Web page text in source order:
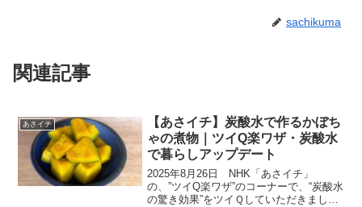
sachikuma
関連記事
あさイチ
【あさイチ】炭酸水で作るかぼち
ゃの煮物｜ツイQ楽ワザ・炭酸水
で暮らしアップデート
2025年8月26日 NHK「あさイチ」
の、”ツイQ楽ワザ”のコーナーで、“炭酸水
の驚き効果”をツイＱしていただきまし